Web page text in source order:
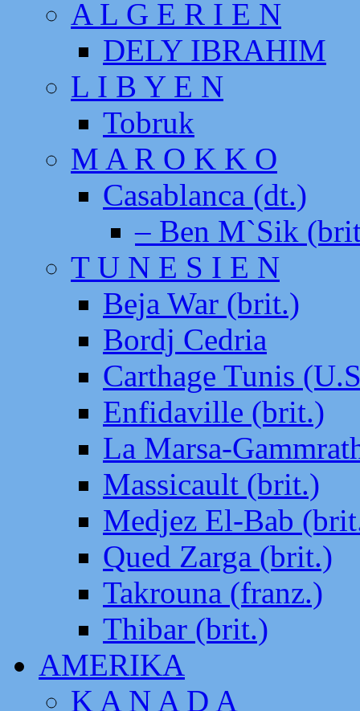
A L G E R I E N
DELY IBRAHIM
L I B Y E N
Tobruk
M A R O K K O
Casablanca (dt.)
– Ben M`Sik
T U N E S I E N
Beja War (brit.)
Bordj Cedria
Carthage Tunis
Enfidaville (brit.)
La Marsa-
Massicault (brit.)
Medjez El-Bab
Qued Zarga (brit.)
Takrouna (franz.)
Thibar (brit.)
AMERIKA
K A N A D A